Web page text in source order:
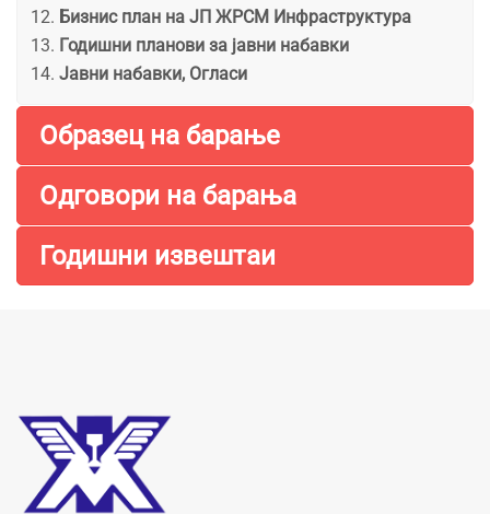
Бизнис план на ЈП ЖРСМ Инфраструктура
Годишни планови за јавни набавки
Јавни набавки, Огласи
Образец на барање
Одговори на барања
Годишни извештаи